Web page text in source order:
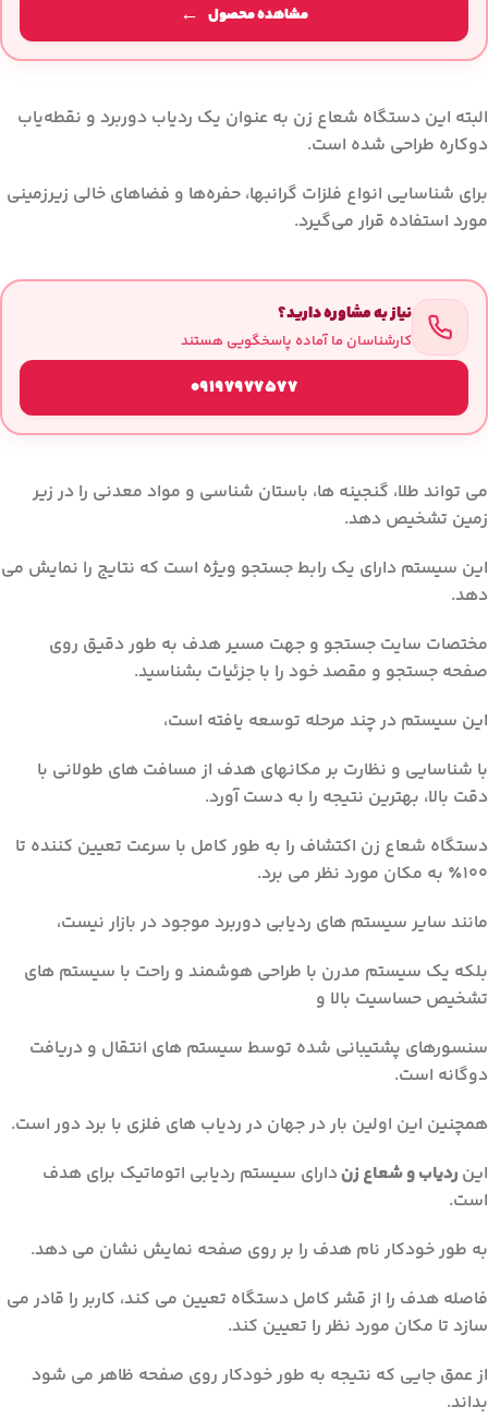
مشاهده محصول
البته این دستگاه شعاع زن به عنوان یک ردیاب دوربرد و نقطه‌یاب
دوکاره طراحی شده است.
برای شناسایی انواع فلزات گرانبها، حفره‌ها و فضاهای خالی زیرزمینی
مورد استفاده قرار می‌گیرد.
نیاز به مشاوره دارید؟
کارشناسان ما آماده پاسخگویی هستند
09197977577
می تواند طلا، گنجینه ها، باستان شناسی و مواد معدنی را در زیر
زمین تشخیص دهد.
این سیستم دارای یک رابط جستجو ویژه است که نتایج را نمایش می
دهد.
مختصات سایت جستجو و جهت مسیر هدف به طور دقیق روی
صفحه جستجو و مقصد خود را با جزئیات بشناسید.
این سیستم در چند مرحله توسعه یافته است،
با شناسایی و نظارت بر مکانهای هدف از مسافت های طولانی با
دقت بالا، بهترین نتیجه را به دست آورد.
دستگاه شعاع زن اکتشاف را به طور کامل با سرعت تعیین کننده تا
100٪ به مکان مورد نظر می برد.
مانند سایر سیستم های ردیابی دوربرد موجود در بازار نیست،
بلکه یک سیستم مدرن با طراحی هوشمند و راحت با سیستم های
تشخیص حساسیت بالا و
سنسورهای پشتیبانی شده توسط سیستم های انتقال و دریافت
دوگانه است.
همچنین این اولین بار در جهان در ردیاب های فلزی با برد دور است.
این ردیاب و شعاع زندارای سیستم ردیابی اتوماتیک برای هدف
است.
به طور خودکار نام هدف را بر روی صفحه نمایش نشان می دهد.
فاصله هدف را از قشر کامل دستگاه تعیین می کند، کاربر را قادر می
سازد تا مکان مورد نظر را تعیین کند.
از عمق جایی که نتیجه به طور خودکار روی صفحه ظاهر می شود
بداند.